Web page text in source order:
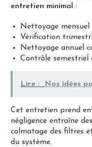
entretien minimal
:
Nettoyage
Vérification
Nettoyage annuel
Contrôle semestriel
Lire : Nos idées
Cet entretien prend
négligence entraîne
colmatage des filtres
du système.